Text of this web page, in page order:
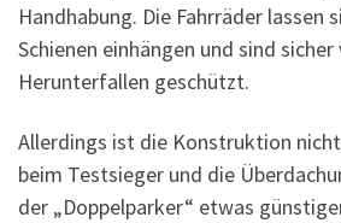
Handhabung. Die Fahrräder lassen
Schienen einhängen und sind
Herunterfallen geschützt.
Allerdings ist die Konstruktion
beim Testsieger und die
der „Doppelparker“ etwas